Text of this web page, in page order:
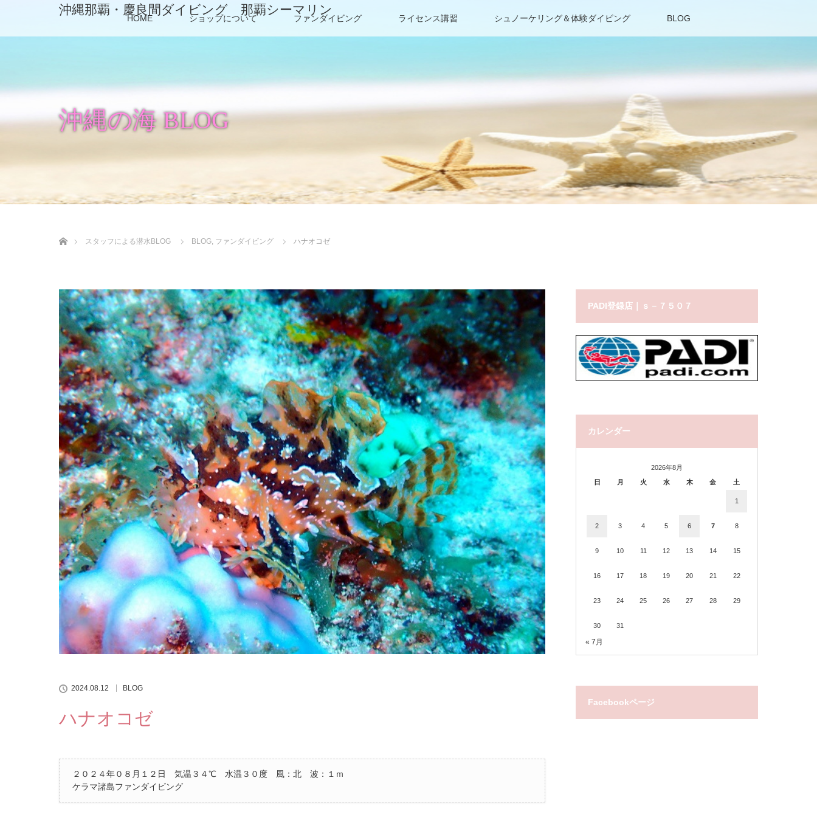
沖縄那覇・慶良間ダイビング 那覇シーマリン
HOME ショップについて ファンダイビング ライセンス講習 シュノーケリング＆体験ダイビング BLOG
沖縄の海 BLOG
スタッフによる潜水BLOG
BLOG, ファンダイビング ハナオコゼ
2024.08.12 BLOG
ハナオコゼ
２０２４年０８月１２日 気温３４℃ 水温３０度 風：北 波：１ｍ
ケラマ諸島ファンダイビング
PADI登録店｜ｓ－７５０７
カレンダー
2026年8月
日
月 火 水 木 金 土
1
2 3 4 5 6 7 8
9 10 11 12 13 14 15
16 17 18 19 20 21 22
23 24 25 26 27 28 29
30 31
« 7月
Facebookページ